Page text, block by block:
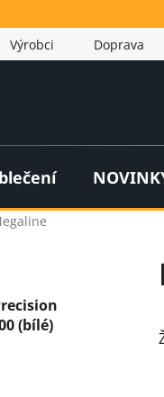
Výrobci Doprava
(bílé)